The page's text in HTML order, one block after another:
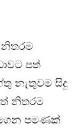
පත්
නැතුවම සිදු
නිතරම
පමණක්